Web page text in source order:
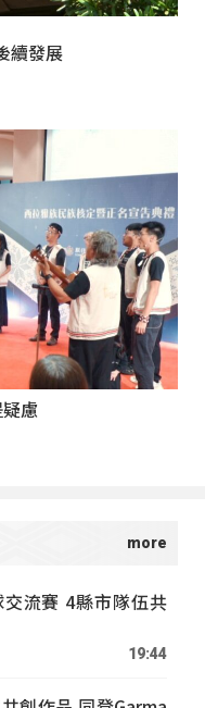
續發展
慮
流賽 4縣市隊伍共
19:44